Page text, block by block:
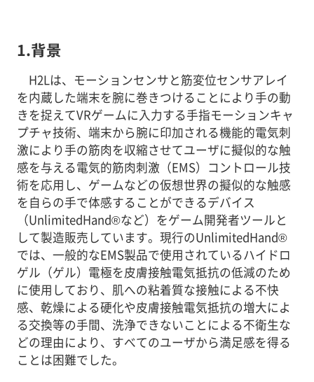
1.背景
H2Lは、モーションセンサと筋変位センサアレイ
を内蔵した端末を腕に巻きつけることにより手の動
きを捉えてVRゲームに入力する手指モーションキャ
プチャ技術、端末から腕に印加される機能的電気刺
激により手の筋肉を収縮させてユーザに擬似的な触
感を与える電気的筋肉刺激（EMS）コントロール技
術を応用し、ゲームなどの仮想世界の擬似的な触感
を自らの手で体感することができるデバイス
（UnlimitedHand®など）をゲーム開発者ツールと
して製造販売しています。現行のUnlimitedHand®
では、一般的なEMS製品で使用されているハイドロ
ゲル（ゲル）電極を皮膚接触電気抵抗の低減のため
に使用しており、肌への粘着質な接触による不快
感、乾燥による硬化や皮膚接触電気抵抗の増大によ
る交換等の手間、洗浄できないことによる不衛生な
どの理由により、すべてのユーザから満足感を得る
ことは困難でした。